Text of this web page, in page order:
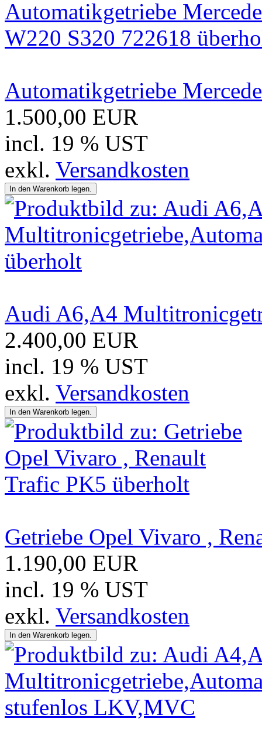
Automatikgetriebe
1.500,00 EUR
incl. 19 % UST
exkl. Versandkosten
Audi A6,A4
2.400,00 EUR
incl. 19 % UST
exkl. Versandkosten
Getriebe Opel Vivaro ,
1.190,00 EUR
incl. 19 % UST
exkl. Versandkosten